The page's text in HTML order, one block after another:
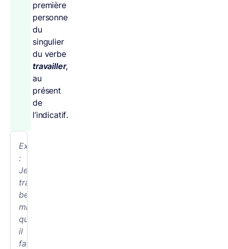
première
personne
du
singulier
du verbe
travailler,
au
présent
de
l’indicatif.
Exemple
:
Je
travaille
beaucoup
mieux
quand
il
fait